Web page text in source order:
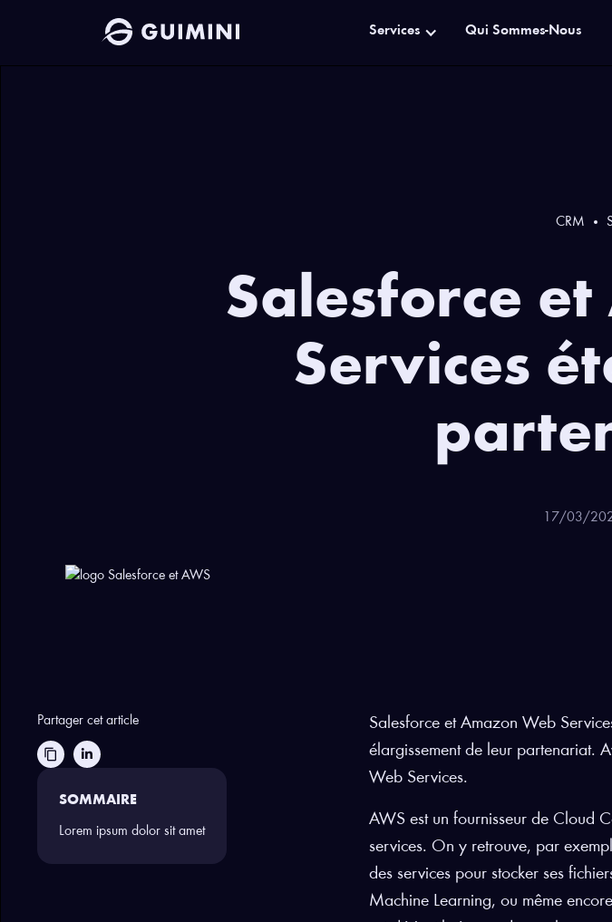
Services Qui Sommes-Nous
CRM
Salesforce
Services
17/03/
Partager cet article
content_copy
SOMMAIRE
Lorem ipsum dolor sit amet
Salesforce et Amazon Web
élargissement de leur partenariat.
Web Services.
AWS est un fournisseur de Cloud
services. On y retrouve, par
des services pour stocker ses
Machine Learning, ou même